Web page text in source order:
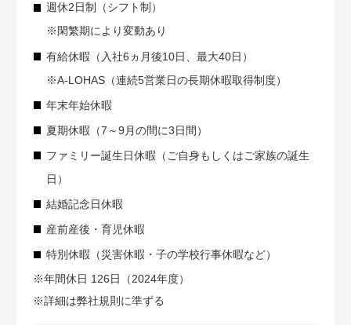
週休2日制（シフト制）
※閑繁期により変動あり
有給休暇（入社6ヵ月後10日、最大40日）
※A-LOHAS（連続5営業日の長期休暇取得制度）
年末年始休暇
夏期休暇（7～9月の間に3日間）
ファミリー誕生日休暇（ご自身もしくはご家族の誕生
日）
結婚記念日休暇
産前産後・育児休暇
特別休暇（災害休暇・子の学校行事休暇など）
※年間休日 126日（2024年度）
※詳細は弊社規則に準ずる